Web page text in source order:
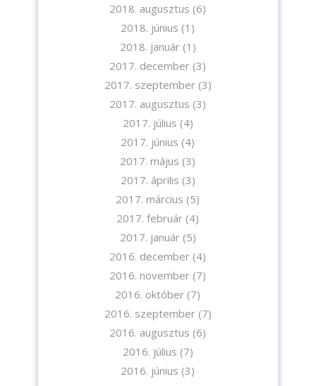
2018. augusztus (6)
2018. június (1)
2018. január(1)
2017. december (3)
2017. szeptember(3)
2017. augusztus (3)
2017. július (4)
2017. június (4)
2017. május (3)
2017. április (3)
2017. március (5)
2017. február (4)
2017. január(5)
2016. december (4)
2016. november (7)
2016. október (7)
2016. szeptember(7)
2016. augusztus (6)
2016. július (7)
2016. június (3)